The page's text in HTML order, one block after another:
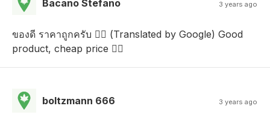
Bacano Stefano 3 years ago
ของดี ราคาถูกครับ 👍🏻 (Translated by Google) Good
product, cheap price 👍🏻
boltzmann 666 3 years ago